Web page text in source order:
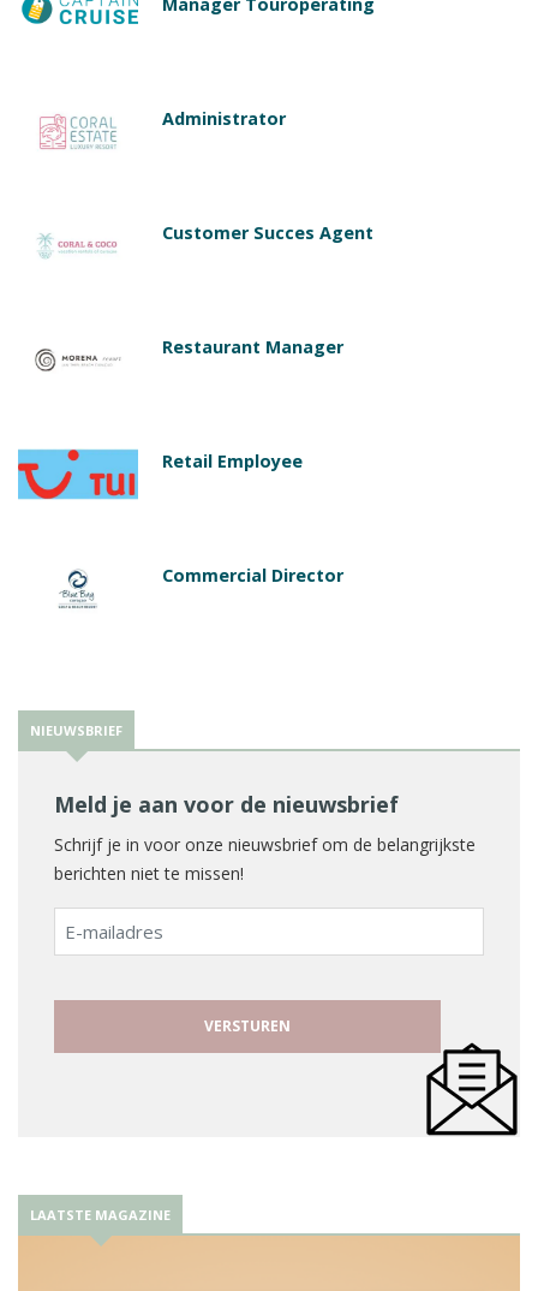
Administrator
Customer Succes Agent
Restaurant Manager
Retail Employee
Commercial Director
NIEUWSBRIEF
Meld je aan voor de nieuwsbrief
Schrijf je in voor onze nieuwsbrief om de belangrijkste
berichten niet te missen!
E-
mailadres
LAATSTE MAGAZINE